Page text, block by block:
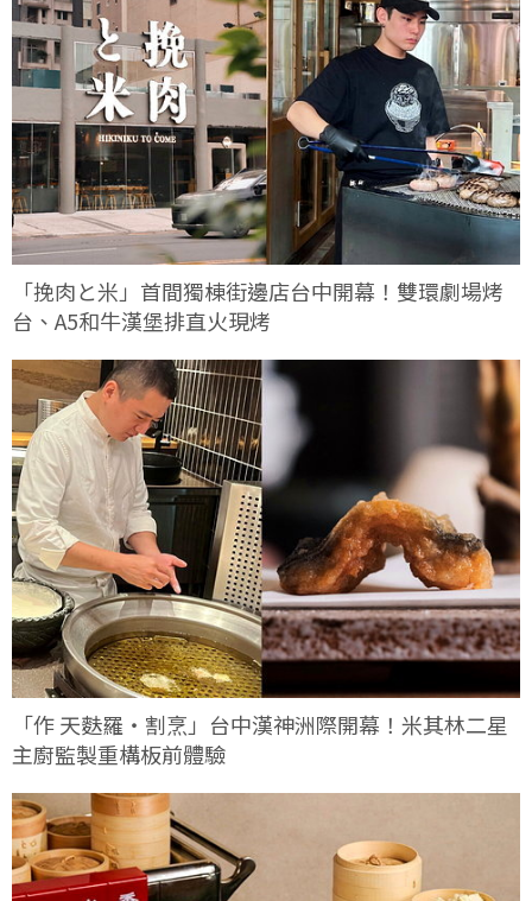
「挽肉と米」首間獨棟街邊店台中開幕！雙環劇場烤
台、A5和牛漢堡排直火現烤
「作 天麩羅・割烹」台中漢神洲際開幕！米其林二星
主廚監製重構板前體驗